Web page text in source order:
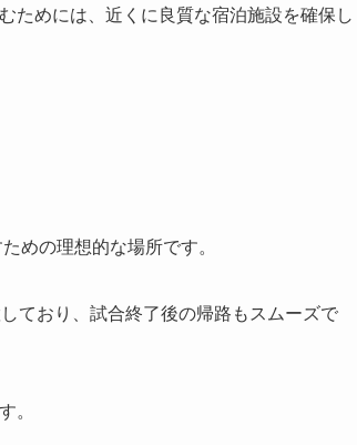
ためには、近くに良質な宿泊施設を確保し
めの理想的な場所です。
ており、試合終了後の帰路もスムーズで
。